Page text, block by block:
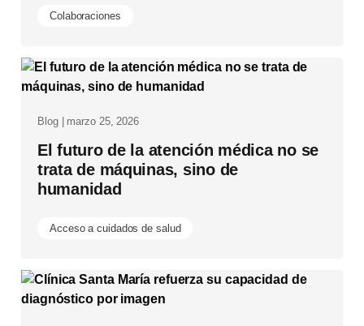
Colaboraciones
Blog | marzo 25, 2026
El futuro de la atención médica no se
trata de máquinas, sino de
humanidad
Acceso a cuidados de salud